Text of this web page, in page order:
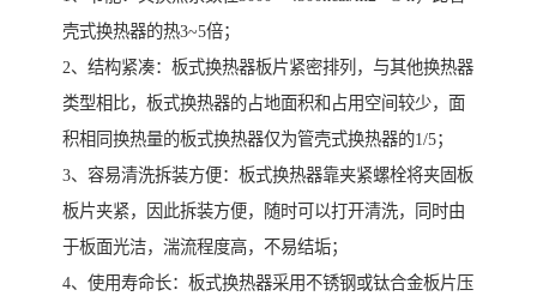
壳式换热器的热3~5倍；
2、结构紧凑：板式换热器板片紧密排列，与其他换热器
类型相比，板式换热器的占地面积和占用空间较少，面
积相同换热量的板式换热器仅为管壳式换热器的1/5；
3、容易清洗拆装方便：板式换热器靠夹紧螺栓将夹固板
板片夹紧，因此拆装方便，随时可以打开清洗，同时由
于板面光洁，湍流程度高，不易结垢；
4、使用寿命长：板式换热器采用不锈钢或钛合金板片压